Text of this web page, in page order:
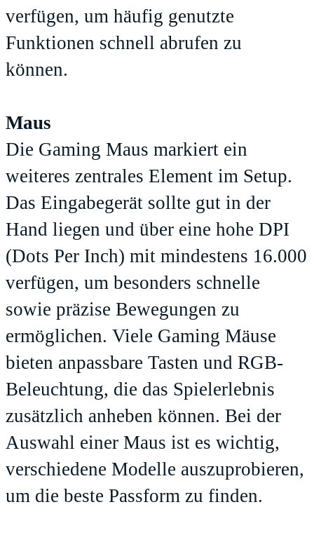
verfügen, um häufig genutzte
Funktionen schnell abrufen zu
können.
Maus
Die Gaming Maus markiert ein
weiteres zentrales Element im Setup.
Das Eingabegerät sollte gut in der
Hand liegen und über eine hohe DPI
(Dots Per Inch) mit mindestens 16.000
verfügen, um besonders schnelle
sowie präzise Bewegungen zu
ermöglichen. Viele Gaming Mäuse
bieten anpassbare Tasten und RGB-
Beleuchtung, die das Spielerlebnis
zusätzlich anheben können. Bei der
Auswahl einer Maus ist es wichtig,
verschiedene Modelle auszuprobieren,
um die beste Passform zu finden.